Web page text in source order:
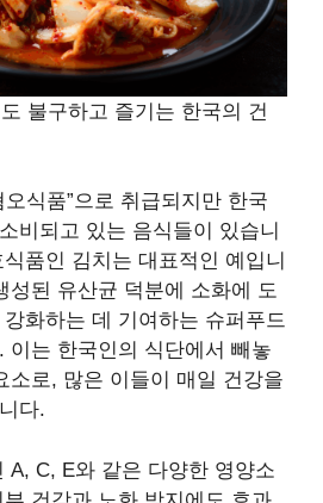
불구하고 즐기는 한국의 건
식품”으로 취급되지만 한국
비되고 있는 음식들이 있습니
품인 김치는 대표적인 예입니
성된 유산균 덕분에 소화에 도
화하는 데 기여하는 슈퍼푸드
이는 한국인의 식단에서 빼놓
소로, 많은 이들이 매일 건강을
다.
A, C, E와 같은 다양한 영양소